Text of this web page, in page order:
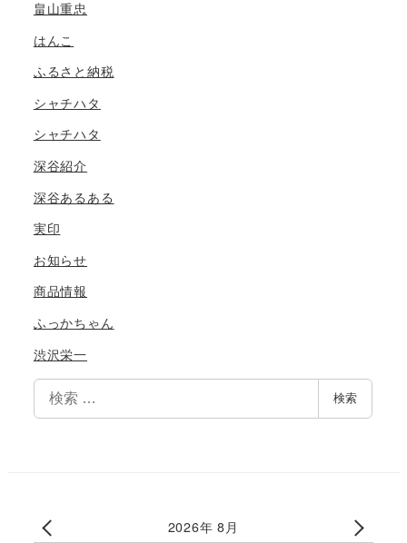
畠山重忠
はんこ
ふるさと納税
シャチハタ
シャチハタ
深谷紹介
深谷あるある
実印
お知らせ
商品情報
ふっかちゃん
渋沢栄一
索
検索
2026年 8月